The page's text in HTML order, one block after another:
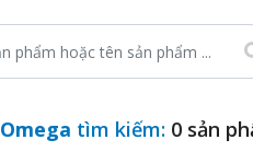
Omega tìm kiếm: 0 sản